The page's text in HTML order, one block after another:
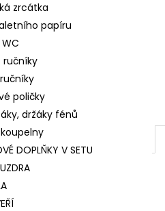
zrcátka
papíru
ručníky
poličky
držáky fénů
DOPLŇKY V SETU